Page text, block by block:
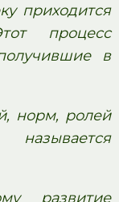
приходится
процесс
в
норм, ролей
развитие